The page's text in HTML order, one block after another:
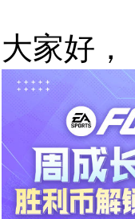
大家好 ，